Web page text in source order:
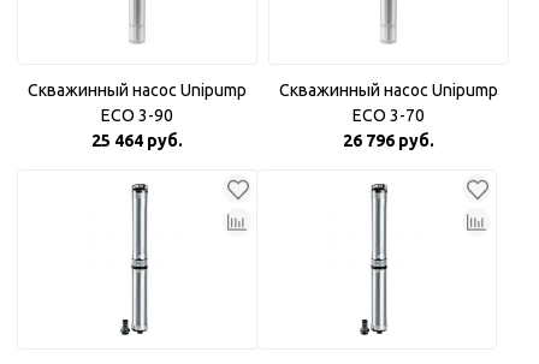
Скважинный насос Unipump
ECO 3-90
25 464 руб.
Скважинный насос Unipump
ECO 3-70
26 796 руб.